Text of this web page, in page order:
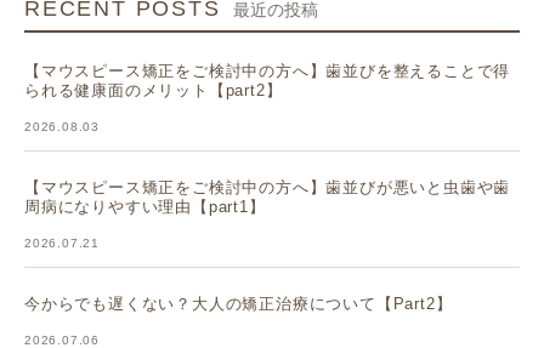
RECENT POSTS 最近の投稿
【マウスピース矯正をご検討中の方へ】歯並びを整えることで得
られる健康面のメリット【part2】
2026.08.03
【マウスピース矯正をご検討中の方へ】歯並びが悪いと虫歯や歯
周病になりやすい理由【part1】
2026.07.21
今からでも遅くない？大人の矯正治療について【Part2】
2026.07.06